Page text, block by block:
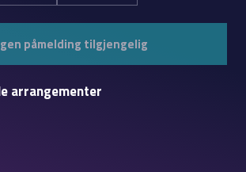
påmelding tilgjengelig
arrangementer